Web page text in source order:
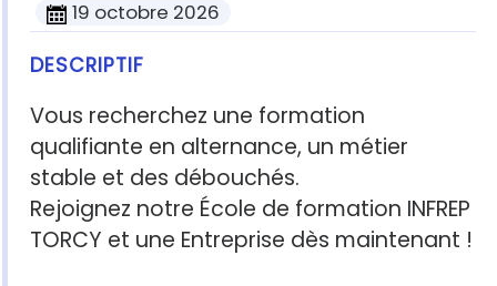
DESCRIPTIF
Vous recherchez une formation
qualifiante en alternance, un métier
stable et des débouchés.
Rejoignez notre École de formation INFREP
TORCY et une Entreprise dès maintenant !
19 octobre 2026